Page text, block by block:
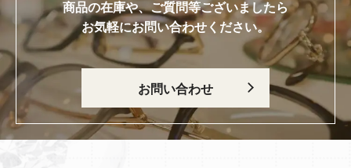
商品の在庫や、ご質問等ございましたら
お気軽にお問い合わせください。
お問い合わせ